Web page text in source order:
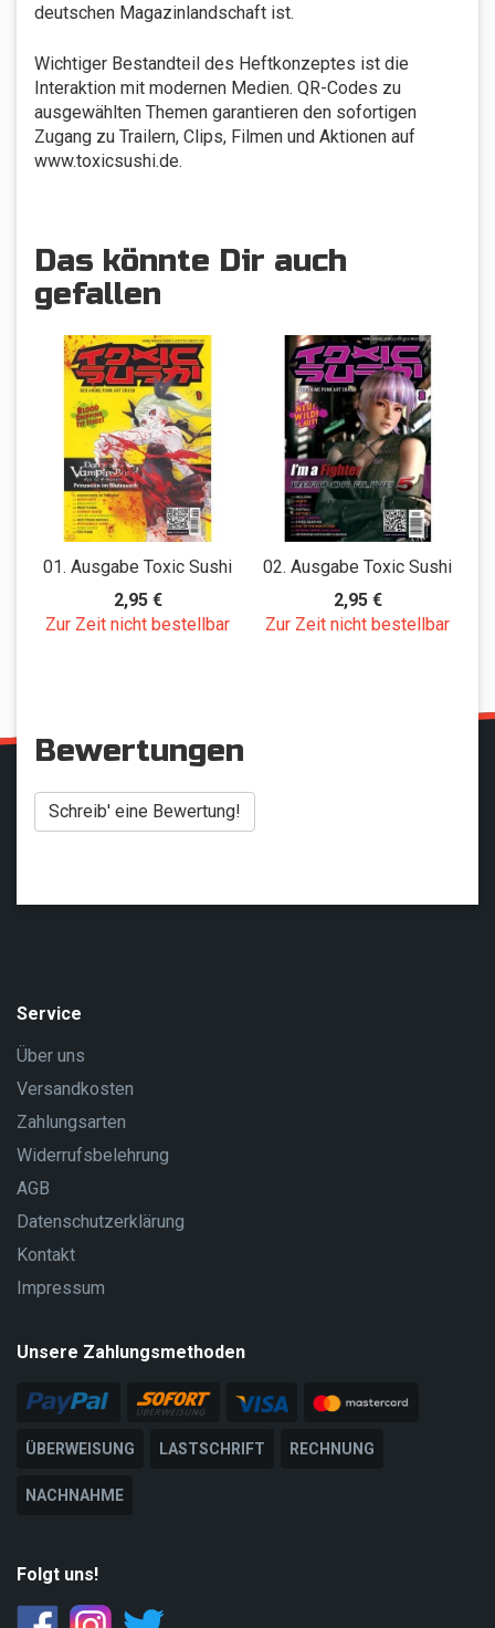
deutschen Magazinlandschaft ist.
Wichtiger Bestandteil des Heftkonzeptes ist die
Interaktion mit modernen Medien. QR-Codes zu
ausgewählten Themen garantieren den sofortigen
Zugang zu Trailern, Clips, Filmen und Aktionen auf
www.toxicsushi.de.
Das könnte Dir auch
gefallen
01. Ausgabe Toxic Sushi
2,95 €
Zur Zeit nicht bestellbar
02. Ausgabe Toxic Sushi
2,95 €
Zur Zeit nicht bestellbar
Bewertungen
Schreib' eine Bewertung!
Service
Über uns
Versandkosten
Zahlungsarten
Widerrufsbelehrung
AGB
Datenschutzerklärung
Kontakt
Impressum
Unsere Zahlungsmethoden
ÜBERWEISUNG LASTSCHRIFT RECHNUNG
NACHNAHME
Folgt uns!